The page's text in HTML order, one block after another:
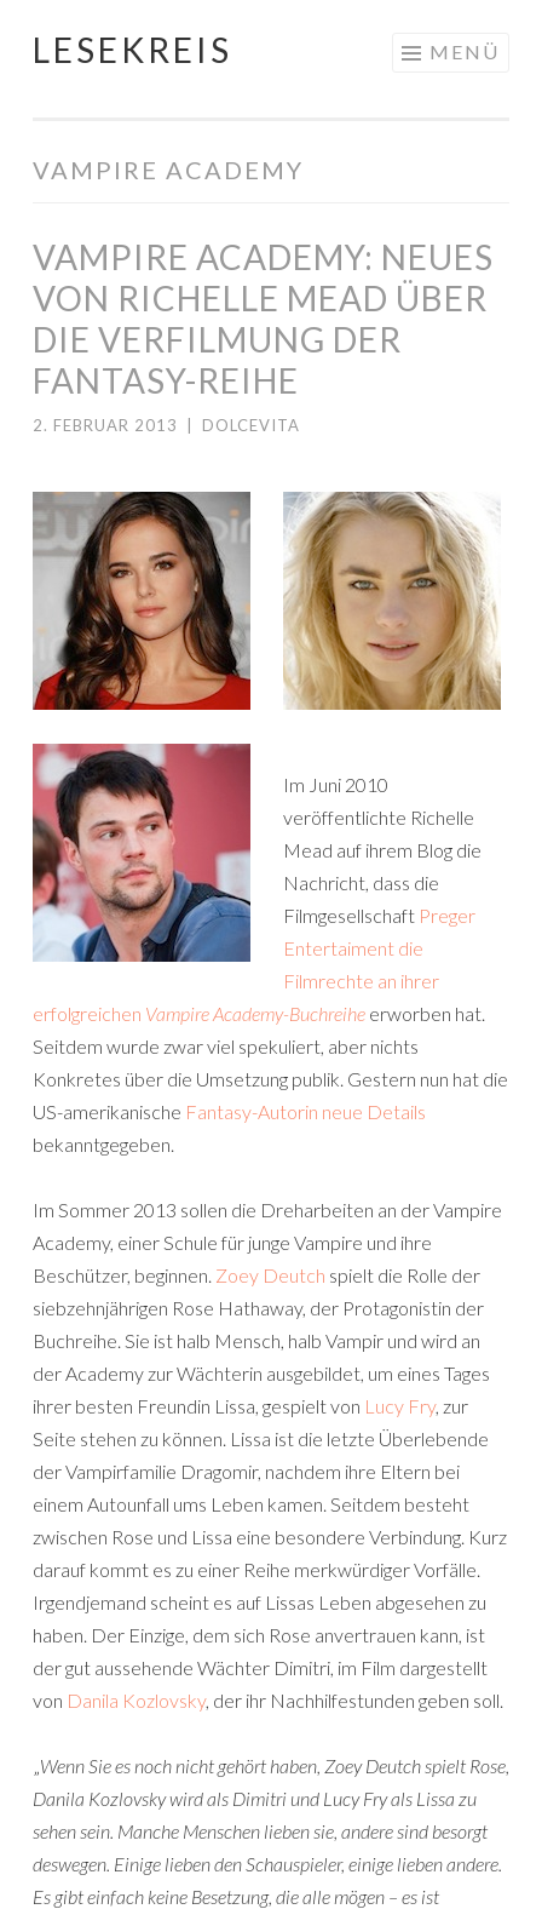
Springe
LESEKREIS MENÜ
VAMPIRE ACADEMY
VAMPIRE ACADEMY: NEUES
VON RICHELLE MEAD ÜBER
DIE VERFILMUNG DER
FANTASY-REIHE
2. FEBRUAR 2013 DOLCEVITA
Im Juni 2010
veröffentlichte Richelle
Mead auf ihrem Blog die
Nachricht, dass die
Filmgesellschaft Preger
Entertaiment die
Filmrechte an ihrer
erfolgreichen Vampire Academy-Buchreihe erworben hat.
Seitdem wurde zwar viel spekuliert, aber nichts
Konkretes über die Umsetzung publik. Gestern nun hat die
US-amerikanische Fantasy-Autorin neue Details
bekanntgegeben.
Im Sommer 2013 sollen die Dreharbeiten an der Vampire
Academy, einer Schule für junge Vampire und ihre
Beschützer, beginnen. Zoey Deutch spielt die Rolle der
siebzehnjährigen Rose Hathaway, der Protagonistin der
Buchreihe. Sie ist halb Mensch, halb Vampir und wird an
der Academy zur Wächterin ausgebildet, um eines Tages
ihrer besten Freundin Lissa, gespielt von Lucy Fry, zur
Seite stehen zu können. Lissa ist die letzte Überlebende
der Vampirfamilie Dragomir, nachdem ihre Eltern bei
einem Autounfall ums Leben kamen. Seitdem besteht
zwischen Rose und Lissa eine besondere Verbindung. Kurz
darauf kommt es zu einer Reihe merkwürdiger Vorfälle.
Irgendjemand scheint es auf Lissas Leben abgesehen zu
haben. Der Einzige, dem sich Rose anvertrauen kann, ist
der gut aussehende Wächter Dimitri, im Film dargestellt
von Danila Kozlovsky, der ihr Nachhilfestunden geben soll.
„Wenn Sie es noch nicht gehört haben, Zoey Deutch spielt Rose,
Danila Kozlovsky wird als Dimitri und Lucy Fry als Lissa zu
sehen sein. Manche Menschen lieben sie, andere sind besorgt
deswegen. Einige lieben den Schauspieler, einige lieben andere.
Es gibt einfach keine Besetzung, die alle mögen – es ist